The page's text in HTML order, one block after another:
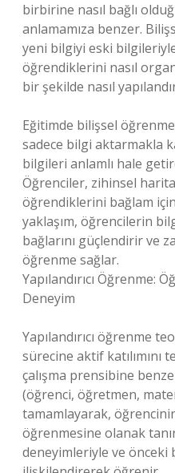
birbirine nasıl bağlı
anlamamıza benzer.
yeni bilgiyi eski
öğrendiklerini nasıl
bir şekilde nasıl
Eğitimde bilişsel
sadece bilgi aktarmakla
bilgileri anlamlı hale
Öğrenciler, zihinsel
öğrendiklerini bağlam
yaklaşım, öğrencilerin
bağlarını güçlendirir ve
öğrenme sağlar.
Yapılandırıcı Öğrenme:
Deneyim
Yapılandırıcı öğrenme
sürecine aktif katılımını
çalışma prensibine
(öğrenci, öğretmen,
tamamlayarak,
öğrenmesine olanak
deneyimleriyle ve önceki